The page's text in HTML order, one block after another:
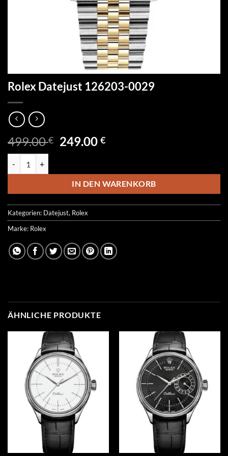
Rolex Datejust 126203-0029
499.00€ Ursprünglicher
499.00 €
249.00€Aktueller
249.00 €.
IN DEN WARENKORB
Kategorien: Datejust, Rolex
Marke: Rolex
ÄHNLICHE PRODUKTE